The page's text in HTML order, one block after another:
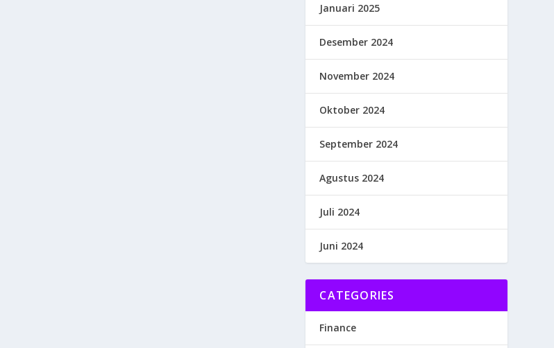
Januari 2025
Desember 2024
November 2024
Oktober 2024
September 2024
Agustus 2024
Juli 2024
Juni 2024
CATEGORIES
Finance